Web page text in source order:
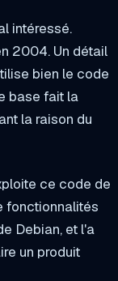
intéressé.
2004. Un détail
bien le code
base fait la
la raison du
ce code de
fonctionnalités
Debian, et l'a
un produit